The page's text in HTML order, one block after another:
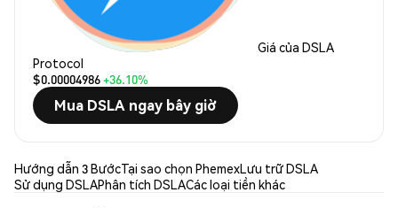
Giá của DSLA
Protocol
$0.00004986+36.10%
Mua DSLA ngay bây giờ
Hướng dẫn 3 BướcTại sao chọn PhemexLưu trữ DSLA
Sử dụng DSLAPhân tích DSLACác loại tiền khác